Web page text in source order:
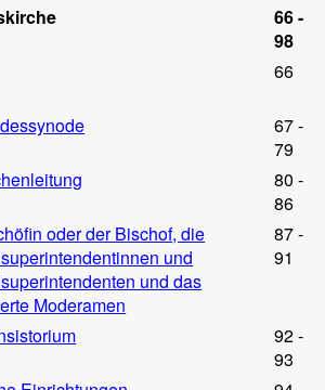
66 -
98
66
67 -
79
80 -
86
oder der Bischof, die
und
und das
Moderamen
87 -
91
92 -
93